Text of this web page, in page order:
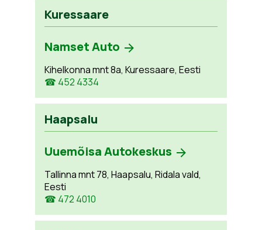
Kuressaare
Namset Auto
Kihelkonna mnt 8a, Kuressaare, Eesti
☎ 452 4334
Haapsalu
Uuemõisa Autokeskus
Tallinna mnt 78, Haapsalu, Ridala vald,
Eesti
☎ 472 4010